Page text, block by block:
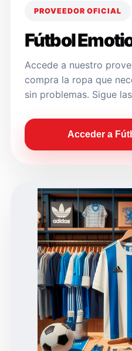
PROVEEDOR OFICIAL
Fútbol
Accede a nuestro
compra la ropa que
sin problemas. Sigue
Acceder a